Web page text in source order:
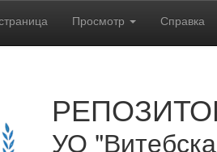
Просмотр Справка
УО